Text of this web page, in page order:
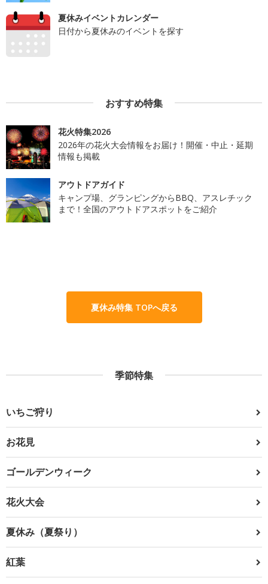
夏休みイベントカレンダー
日付から夏休みのイベントを探す
おすすめ特集
花火特集2026
2026年の花火大会情報をお届け！開催・中止・延期
情報も掲載
アウトドアガイド
キャンプ場、グランピングからBBQ、アスレチック
まで！全国のアウトドアスポットをご紹介
夏休み特集 TOPへ戻る
季節特集
いちご狩り
お花見
ゴールデンウィーク
花火大会
夏休み（夏祭り）
紅葉